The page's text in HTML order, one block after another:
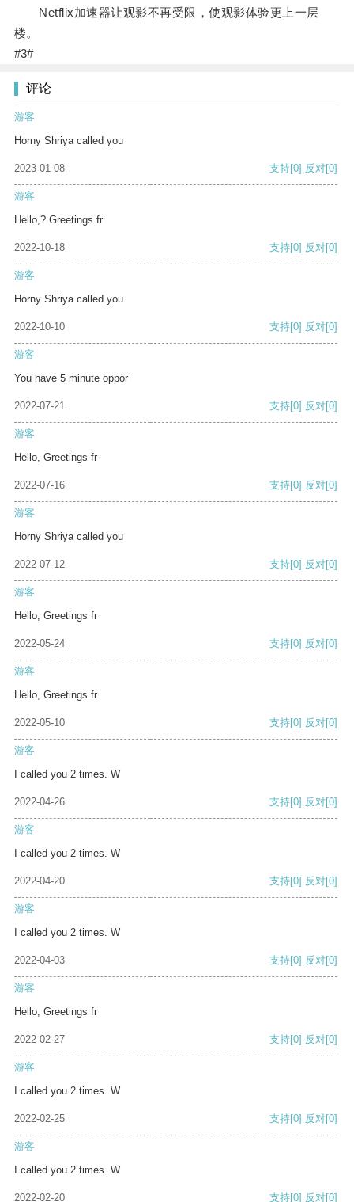
Netflix加速器让观影不再受限，使观影体验更上一层
楼。
#3#
评论
游客
Horny Shriya called you
2023-01-08 支持[0] 反对[0]
游客
Hello,? Greetings fr
2022-10-18 支持[0] 反对[0]
游客
Horny Shriya called you
2022-10-10 支持[0] 反对[0]
游客
You have 5 minute oppor
2022-07-21 支持[0] 反对[0]
游客
Hello, Greetings fr
2022-07-16 支持[0] 反对[0]
游客
Horny Shriya called you
2022-07-12 支持[0] 反对[0]
游客
Hello, Greetings fr
2022-05-24 支持[0] 反对[0]
游客
Hello, Greetings fr
2022-05-10 支持[0] 反对[0]
游客
I called you 2 times. W
2022-04-26 支持[0] 反对[0]
游客
I called you 2 times. W
2022-04-20 支持[0] 反对[0]
游客
I called you 2 times. W
2022-04-03 支持[0] 反对[0]
游客
Hello, Greetings fr
2022-02-27 支持[0] 反对[0]
游客
I called you 2 times. W
2022-02-25 支持[0] 反对[0]
游客
I called you 2 times. W
2022-02-20 支持[0] 反对[0]